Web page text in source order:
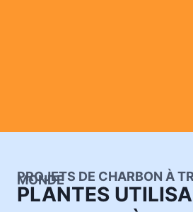
PROJETS DE CHARBON À
MONDE
PLANTES